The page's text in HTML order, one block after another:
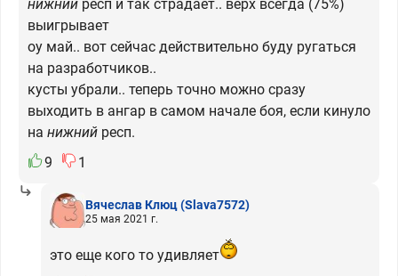
нижний респ и так страдает.. верх всегда (75%)
выигрывает
оу май.. вот сейчас действительно буду ругаться
на разработчиков..
кусты убрали.. теперь точно можно сразу
выходить в ангар в самом начале боя, если кинуло
на нижний респ.
9
1
Вячеслав Клюц(Slava7572)
25 мая 2021 г.
это еще кого то удивляет